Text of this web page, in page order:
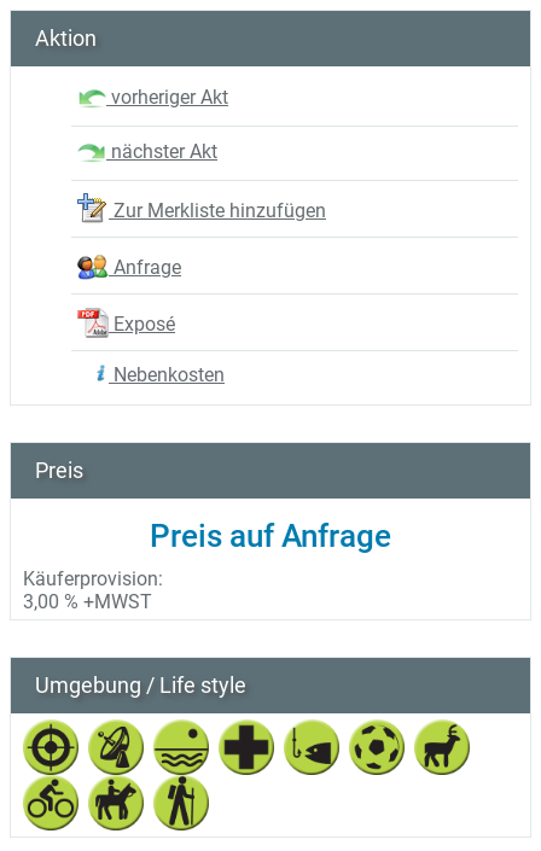
Aktion
vorheriger Akt
nächster Akt
Zur Merkliste hinzufügen
Anfrage
Exposé
Nebenkosten
Preis
Preis auf Anfrage
Käuferprovision:
3,00 % +MWST
Umgebung / Life style